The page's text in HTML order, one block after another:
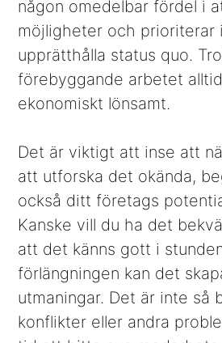
någon omedelbar fördel i
möjligheter och prioriterar
upprätthålla status quo.
förebyggande arbetet
ekonomiskt lönsamt.
Det är viktigt att inse att
att utforska det okända,
också ditt företags
Kanske vill du ha det
att det känns gott i
förlängningen kan det
utmaningar. Det är inte så
konflikter eller andra